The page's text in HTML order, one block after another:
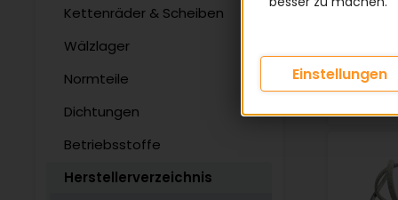
Kettenräder & Scheiben
Wälzlager
Normteile
Dichtungen
Betriebsstoffe
Herstellerverzeichnis
Einstellungen